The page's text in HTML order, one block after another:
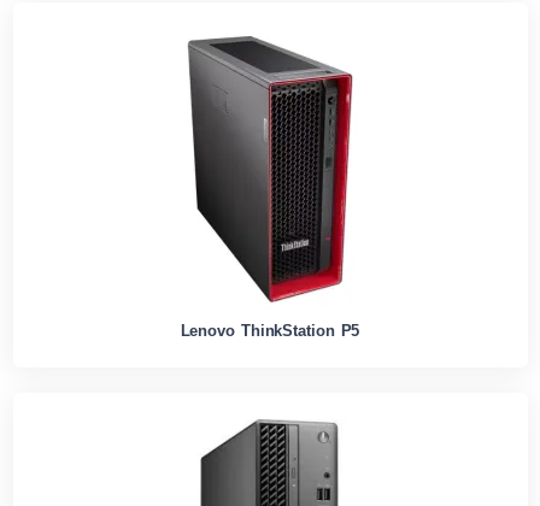
Lenovo ThinkStation P5